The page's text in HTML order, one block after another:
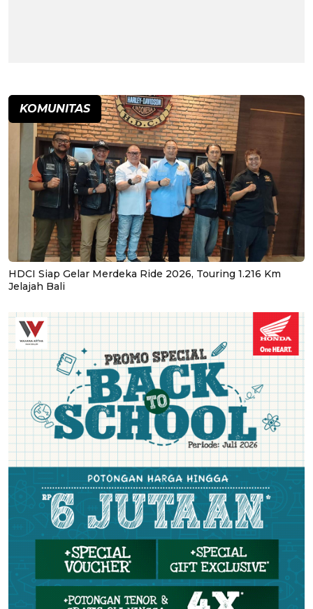
KOMUNITAS
HDCI Siap Gelar Merdeka Ride 2026, Touring 1.216 Km
Jelajah Bali